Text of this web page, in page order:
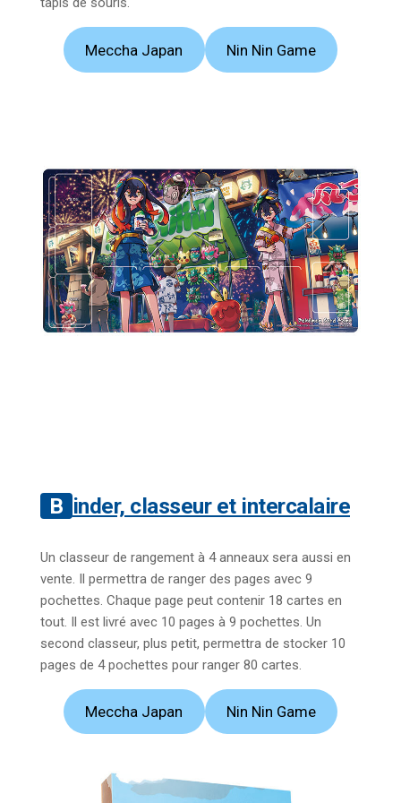
Meccha Japan Nin Nin Game
Binder, classeur et intercalaire
Un classeur de rangement à 4 anneaux sera aussi en
vente. Il permettra de ranger des pages avec 9
pochettes. Chaque page peut contenir 18 cartes en
tout. Il est livré avec 10 pages à 9 pochettes. Un
second classeur, plus petit, permettra de stocker 10
pages de 4 pochettes pour ranger 80 cartes.
Meccha Japan Nin Nin Game